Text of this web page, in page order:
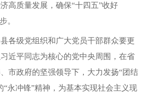
高质量发展，确保“十四五”收好
。
各级党组织和广大党员干部群众要更
近平同志为核心的党中央周围，在省
市政府的坚强领导下，大力发扬“团结
“永冲锋”精神，为基本实现社会主义现